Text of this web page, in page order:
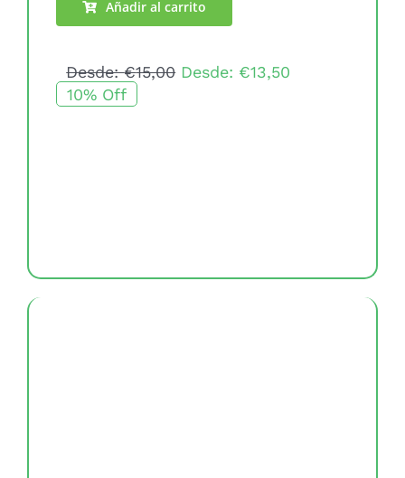
Pelado
Añadir al carrito
Desde:€15,00 Desde: €13,50
10% Off